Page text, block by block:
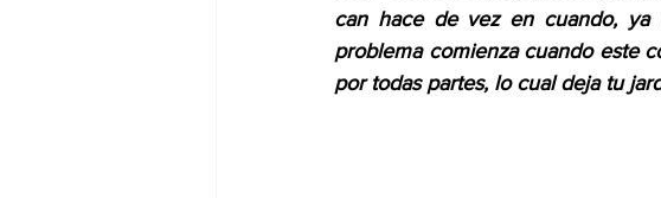
can hace de vez en cuando, ya
problema comienza cuando este
por todas partes, lo cual deja tu